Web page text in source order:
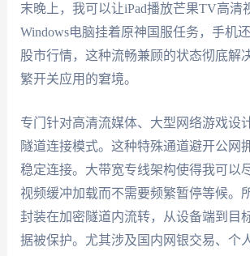
末晚上，我可以让iPad播放芒果TV高清
Windows电脑挂着原神国服任务，手机
股市行情，这种流畅兼顾的状态彻底解
繁开关应用的窘境。
专门针对高清流媒体、大型网络游戏设
隧道连接模式。这种特殊通道避开公网
稳定连接。大带宽专线架构使得我可以
视频缓冲加载而不需要频繁暂停等候。
封装在加密隧道内流转，从设备端到目
据被保护。尤其涉及国内网银交易、个